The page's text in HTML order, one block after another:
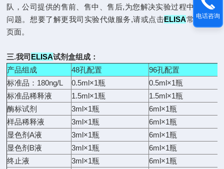
队，公司提供的售前、售中、售后,为您解决实验过程中遇到的
问题。想要了解更我司实验代做服务,请或点击ELISA常见问题
页面。
三.我司 ELISA试剂盒组成：
产品组成
48孔配置
96孔配置
标准品：180ng/L
0.5ml×1瓶
0.5ml×1瓶
标准品稀释液
1.5ml×1瓶
1.5ml×1瓶
酶标试剂
3ml×1瓶
6ml×1瓶
样品稀释液
3ml×1瓶
6ml×1瓶
显色剂A液
3ml×1瓶
6ml×1瓶
显色剂B液
3ml×1瓶
6ml×1瓶
终止液
3ml×1瓶
6ml×1瓶
电话咨询